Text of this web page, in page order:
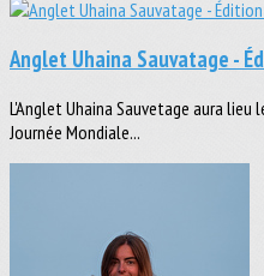
Anglet Uhaina Sauvatage -
L'Anglet Uhaina Sauvetage aura
Journée Mondiale...